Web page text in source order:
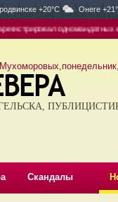
+20°C Онеге
одномандатных
Скандалы